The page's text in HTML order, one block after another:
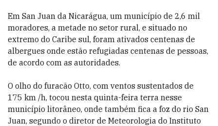
Em San Juan da Nicarágua, um município de 2,6 mil
moradores, a metade no setor rural, e situado no
extremo do Caribe sul, foram ativados centenas de
albergues onde estão refugiadas centenas de pessoas,
de acordo com as autoridades.
O olho do furacão Otto, com ventos sustentados de
175 km /h, tocou nesta quinta-feira terra nesse
município litorâneo, onde também fica a foz do rio San
Juan, segundo o diretor de Meteorologia do Instituto